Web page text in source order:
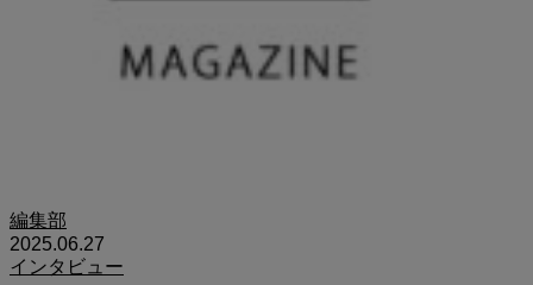
編集部
2025.06.27
インタビュー